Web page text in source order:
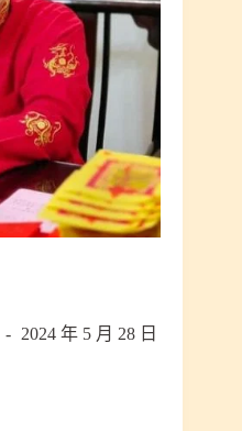
2024 年 5 月 28 日